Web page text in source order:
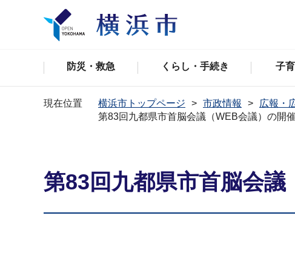
防災・救急 くらし・手続き 子
現在位置 横浜市トップページ 市政情報 広報・
第83回九都県市首脳会議（WEB会議）の開
第83回九都県市首脳会